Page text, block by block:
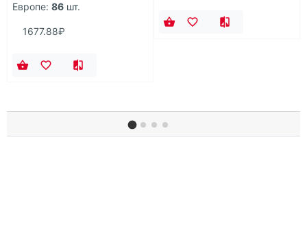
Европе: 86 шт.
1677.88₽